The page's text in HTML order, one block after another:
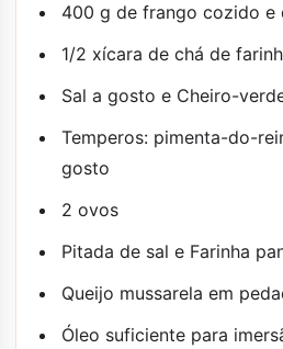
400 g de frango cozido e
1/2 xícara de chá de
Sal a gosto e Cheiro-
Temperos: pimenta-do-
gosto
2 ovos
Pitada de sal e Farinha
Queijo mussarela em
Óleo suficiente para